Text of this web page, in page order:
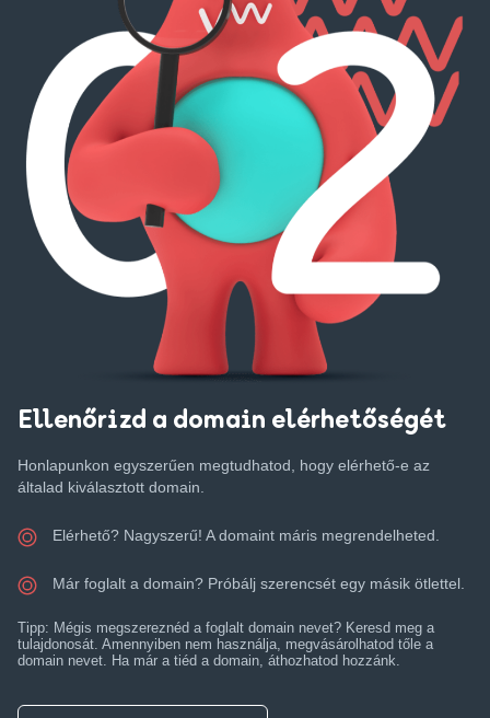
Ellenőrizd a domain elérhetőségét
Honlapunkon egyszerűen megtudhatod, hogy elérhető-e az
általad kiválasztott domain.
Elérhető? Nagyszerű! A domaint máris megrendelheted.
Már foglalt a domain? Próbálj szerencsét egy másik ötlettel.
Tipp: Mégis megszereznéd a foglalt domain nevet? Keresd meg a
tulajdonosát. Amennyiben nem használja, megvásárolhatod tőle a
domain nevet. Ha már a tiéd a domain, áthozhatod hozzánk.